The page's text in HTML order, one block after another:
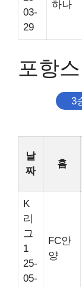
03-
29
하나
포항
3
날
짜
홈
K
리
그
1
25-
05-
FC안
양